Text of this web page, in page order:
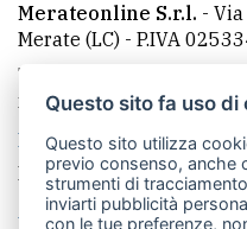
Merateonline S.r.l. -
Merate (LC) - P.IVA
Telefono:
mail:
La redazione
Made by VIP
Questo sito fa uso di
Questo sito utilizza
previo consenso, anche
strumenti di
inviarti pubblicità
con le tue preferenze,